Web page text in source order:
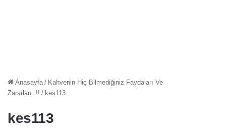
Anasayfa / Kahvenin Hiç Bilmediğiniz Faydaları Ve
Zararları..!! / kes113
kes113